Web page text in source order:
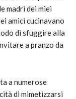
madri dei miei
amici cucinavano
di sfuggire alla
a pranzo da
a numerose
di mimetizzarsi